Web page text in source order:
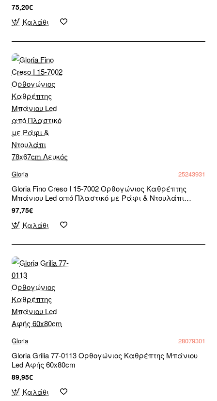
75,20€
Καλάθι
Gloria 25243931
Gloria Fino Creso Ι 15-7002 Ορθογώνιος Καθρέπτης
Μπάνιου Led από Πλαστικό με Ράφι & Ντουλάπι
78x67cm Λευκός
97,75€
Καλάθι
Gloria 28079301
Gloria Grilia 77-0113 Ορθογώνιος Καθρέπτης Μπάνιου
Led Αφής 60x80cm
89,95€
Καλάθι